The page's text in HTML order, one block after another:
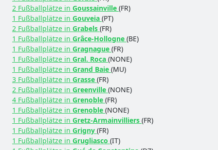
2 Fußballplätze in Goussainville (FR)
1 Fußballplätze in Gouveia (PT)
2 Fußballplätze in Grabels (FR)
1 Fußballplätze in Grâce-Hollogne (BE)
1 Fußballplätze in Gragnague (FR)
1 Fußballplätze in Gral. Roca (NONE)
1 Fußballplätze in Grand Baie (MU)
3 Fußballplätze in Grasse (FR)
2 Fußballplätze in Greenville (NONE)
4 Fußballplätze in Grenoble (FR)
1 Fußballplätze in Grenoble (NONE)
1 Fußballplätze in Gretz-Armainvilliers (FR)
1 Fußballplätze in Grigny (FR)
1 Fußballplätze in Grugliasco (IT)